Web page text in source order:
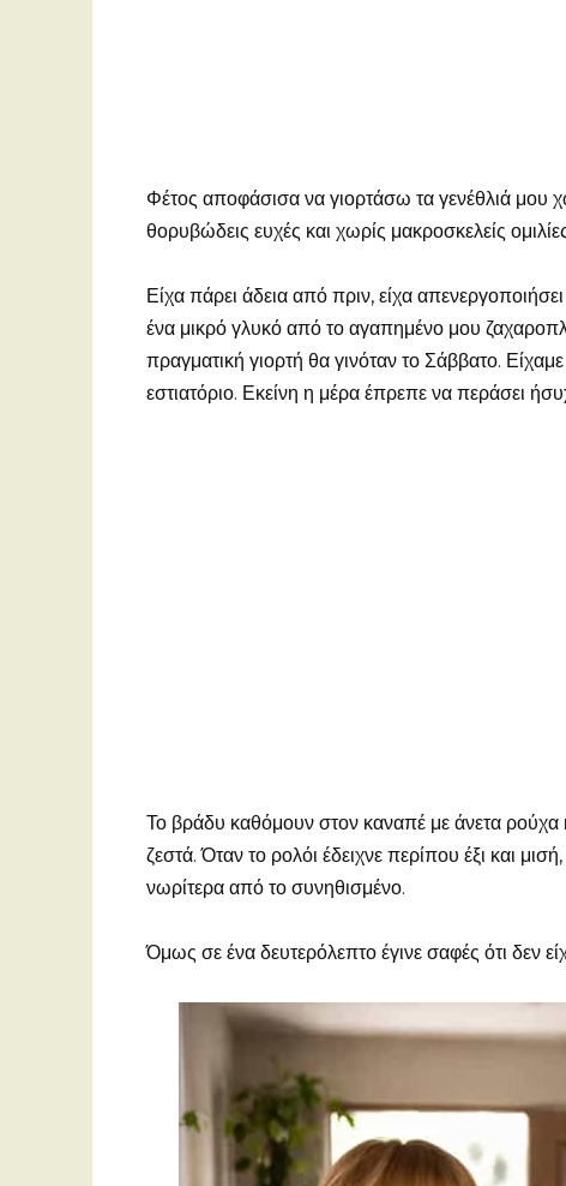
Φέτος αποφάσισα να γιορτάσω τα γενέθλιά μου
θορυβώδεις ευχές και χωρίς μακροσκελείς
Είχα πάρει άδεια από πριν, είχα
ένα μικρό γλυκό από το αγαπημένο μου
πραγματική γιορτή θα γινόταν το Σάββατο.
εστιατόριο. Εκείνη η μέρα έπρεπε να περάσει
Το βράδυ καθόμουν στον καναπέ με άνετα ρούχα
ζεστά. Όταν το ρολόι έδειχνε περίπου έξι και
νωρίτερα από το συνηθισμένο.
Όμως σε ένα δευτερόλεπτο έγινε σαφές ότι δεν